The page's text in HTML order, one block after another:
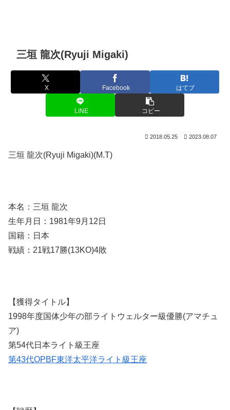
三垣 龍次(Ryuji Migaki)
X Facebook はてブ
LINE コピー
2018.05.25 2023.08.07
三垣 龍次(Ryuji Migaki)(M.T)
本名：三垣 龍次
生年月日：1981年9月12日
国籍：日本
戦績：21戦17勝(13KO)4敗
【獲得タイトル】
1998年度国体少年の部ライトウェルター級優勝(アマチュ
ア)
第54代日本ライト級王座
第43代OPBF東洋太平洋ライト級王座